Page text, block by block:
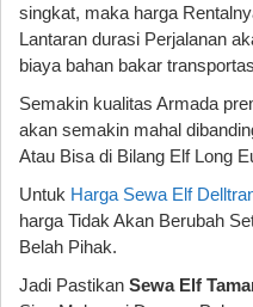
singkat, maka harga
Lantaran durasi Perjalanan
biaya bahan bakar
Semakin kualitas Armada
akan semakin mahal
Atau Bisa di Bilang Elf Long
Untuk Harga Sewa Elf
harga Tidak Akan Berubah
Belah Pihak.
Jadi Pastikan Sewa Elf